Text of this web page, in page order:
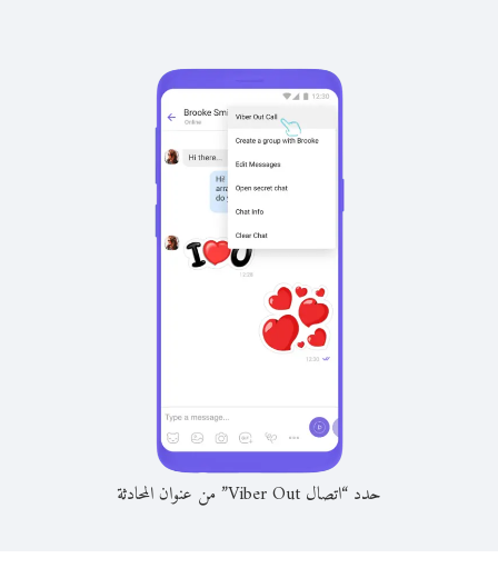
حدد “اتصال Viber Out” من عنوان المحادثة